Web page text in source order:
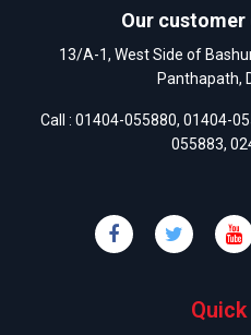
Our
13/A-1, West Side of
Panthapath,
Call : 01404-055880, 01404-
055883,